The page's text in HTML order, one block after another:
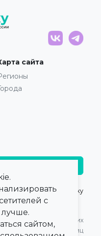
сайта
2021 — 2026,ПроКлинику
Оферта для Юридических
лиц
с
лучше.
сайтом,